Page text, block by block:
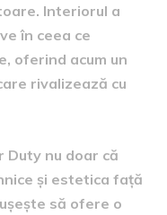
Interiorul a
în ceea ce
oferind acum un
rivalizează cu
Duty nu doar că
și estetica față
să ofere o